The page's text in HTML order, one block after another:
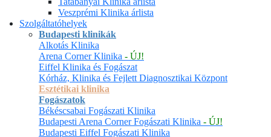
Veszprémi Klinika árlista
Szolgáltatóhelyek
Budapesti klinikák
Alkotás Klinika
Arena Corner Klinika - ÚJ!
Eiffel Klinika és Fogászat
Kórház, Klinika és Fejlett Diagnosztikai Központ
Esztétikai klinika
Fogászatok
Békéscsabai Fogászati Klinika
Budapesti Arena Corner Fogászati Klinika - ÚJ!
Budapesti Eiffel Fogászati Klinika